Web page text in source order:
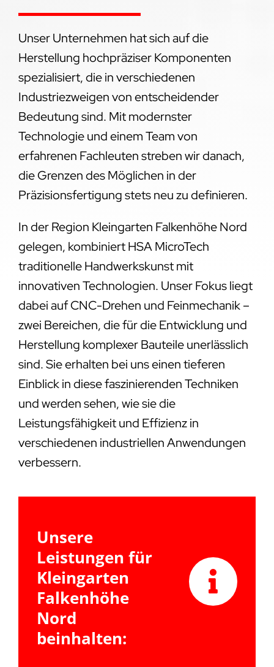
Unser Unternehmen hat sich auf die
Herstellung hochpräziser Komponenten
spezialisiert, die in verschiedenen
Industriezweigen von entscheidender
Bedeutung sind. Mit modernster
Technologie und einem Team von
erfahrenen Fachleuten streben wir danach,
die Grenzen des Möglichen in der
Präzisionsfertigung stets neu zu definieren.
In der Region Kleingarten Falkenhöhe Nord
gelegen, kombiniert HSA MicroTech
traditionelle Handwerkskunst mit
innovativen Technologien. Unser Fokus liegt
dabei auf CNC-Drehen und Feinmechanik –
zwei Bereichen, die für die Entwicklung und
Herstellung komplexer Bauteile unerlässlich
sind. Sie erhalten bei uns einen tieferen
Einblick in diese faszinierenden Techniken
und werden sehen, wie sie die
Leistungsfähigkeit und Effizienz in
verschiedenen industriellen Anwendungen
verbessern.
Unsere
Leistungen für
Kleingarten
Falkenhöhe
Nord
beinhalten: